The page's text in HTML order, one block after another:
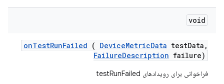
void
onTestRunFailed ( DeviceMetricData testData ,
FailureDescription failure)
فراخوانی برای رویدادهای testRunFailed